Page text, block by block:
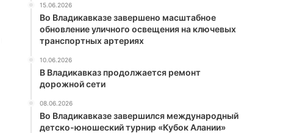
15.06.2026
Во Владикавказе завершено масштабное
обновление уличного освещения на ключевых
транспортных артериях
10.06.2026
В Владикавказ продолжается ремонт
дорожной сети
08.06.2026
Во Владикавказе завершился международный
детско-юношеский турнир «Кубок Алании»